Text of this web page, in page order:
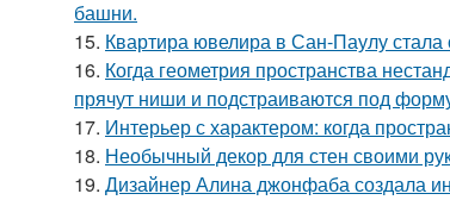
башни.
15. Квартира ювелира в Сан-Паулу стала
16. Когда геометрия пространства
прячут ниши и подстраиваются под
17. Интерьер с характером: когда
18. Необычный декор для стен своими
19. Дизайнер Алина джонфаба создала